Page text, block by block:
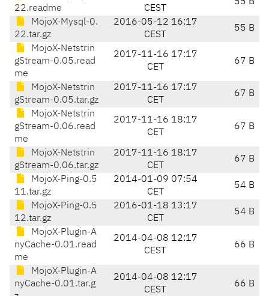
22.readme
CEST
MojoX-Mysql-0.
22.tar.gz
2016-05-12 16:17
CEST
55 B
MojoX-Netstrin
gStream-0.05.read
me
2017-11-16 17:17
CET
67 B
MojoX-Netstrin
gStream-0.05.tar.gz
2017-11-16 17:17
CET
67 B
MojoX-Netstrin
gStream-0.06.read
me
2017-11-16 18:17
CET
67 B
MojoX-Netstrin
gStream-0.06.tar.gz
2017-11-16 18:17
CET
67 B
MojoX-Ping-0.5
11.tar.gz
2014-01-09 07:54
CET
54 B
MojoX-Ping-0.5
12.tar.gz
2016-01-18 13:17
CET
54 B
MojoX-Plugin-A
nyCache-0.01.read
me
2014-04-08 12:17
CEST
66 B
MojoX-Plugin-A
nyCache-0.01.tar.g
2014-04-08 12:17
CEST
66 B